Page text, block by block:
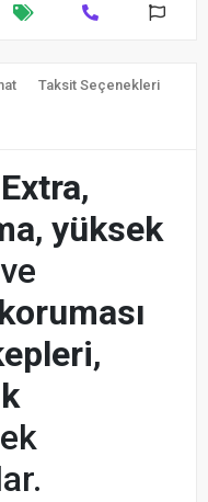
Taksit Seçenekleri
,
, yüksek
,